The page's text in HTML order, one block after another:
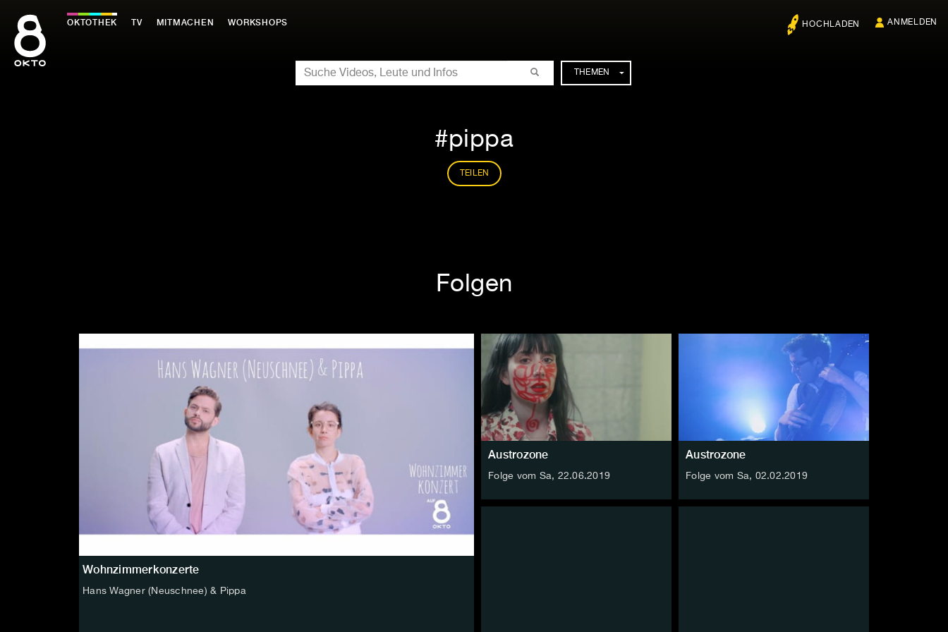
Inhalt
springen
OKTOTHEK TV MITMACHEN WORKSHOPS HOCHLADEN ANMELDEN
SUCHE
THEMEN
pippa
TEILEN
Folgen
Wohnzimmerkonzerte
Hans Wagner (Neuschnee) & Pippa
Austrozone
Folge vom Sa, 22.06.2019
Austrozone
Folge vom Sa, 02.02.2019